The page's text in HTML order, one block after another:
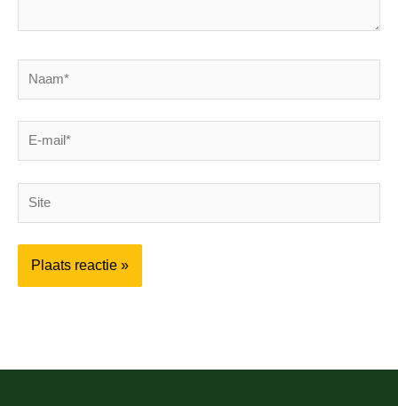
mail*